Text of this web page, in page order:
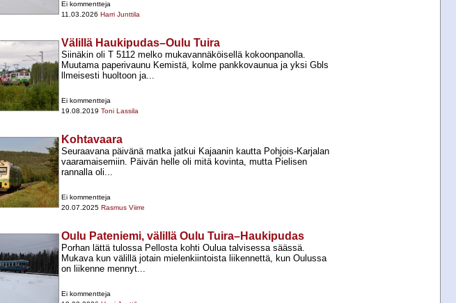
Ei kommentteja
11.03.2026 Harri Junttila
Välillä Haukipudas–Oulu Tuira
Siinäkin oli T 5112 melko mukavannäköisellä kokoonpanolla.
Muutama paperivaunu Kemistä, kolme pankkovaunua ja yksi Gbls
llmeisesti huoltoon ja...
Ei kommentteja
19.08.2019 Toni Lassila
Kohtavaara
Seuraavana päivänä matka jatkui Kajaanin kautta Pohjois-​Karjalan
vaaramaisemiin. Päivän helle oli mitä kovinta, mutta Pielisen
rannalla oli...
Ei kommentteja
20.07.2025 Rasmus Viirre
Oulu Pateniemi, välillä Oulu Tuira–Haukipudas
Porhan lättä tulossa Pellosta kohti Oulua talvisessa säässä.
Mukava kun välillä jotain mielenkiintoista liikennettä, kun Oulussa
on liikenne mennyt...
Ei kommentteja